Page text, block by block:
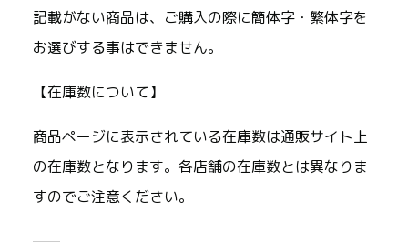
記載がない商品は、ご購入の際に簡体字・繁体字を
お選びする事はできません。
【在庫数について】
商品ページに表示されている在庫数は通販サイト上
の在庫数となります。各店舗の在庫数とは異なりま
すのでご注意ください。